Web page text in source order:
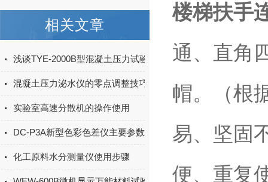
相关文章
浅谈TYE-2000B型混凝土压力试验机的注意事项
混凝土压力泌水仪的零点调整技巧
实验室高速分散机的操作使用
DC-P3A新型色彩色差仪主要参数与特点
化工原料水分测量仪使用步骤
楼梯扶手
通、直角
帽。（根
易、坚固
便、重复